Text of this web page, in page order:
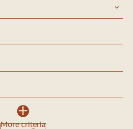
More criteria